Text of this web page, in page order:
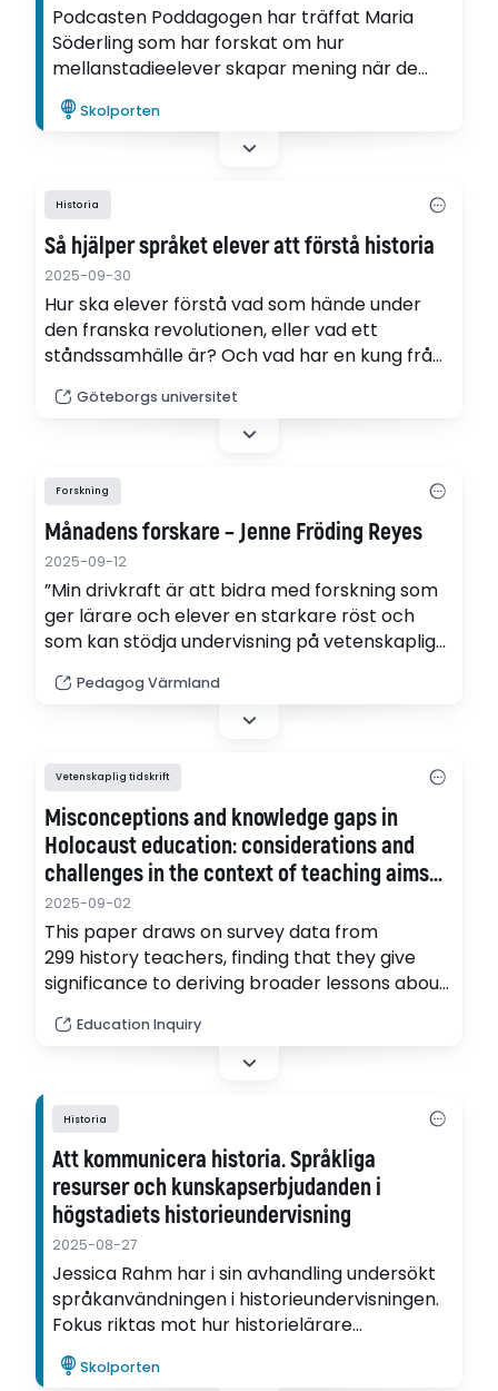
Podcasten Poddagogen har träffat Maria
Söderling som har forskat om hur
mellanstadieelever skapar mening när de
fotograferar, redigerar och samtalar om
fotografier.
Skolporten
Historia
Så hjälper språket elever att förstå historia
2025-09-30
Hur ska elever förstå vad som hände under
den franska revolutionen, eller vad ett
ståndssamhälle är? Och vad har en kung från
avhandling från Göteborgs universitet visar
att språket spelar en avgörande roll i
om vilka ord som används, utan hur.
Göteborgs universitet
Forskning
Månadens forskare – Jenne Fröding Reyes
2025-09-12
”Min drivkraft är att bidra med forskning som
ger lärare och elever en starkare röst och
som kan stödja undervisning på vetenskaplig
i historia vid Karlstads universitet.
Pedagog Värmland
Vetenskaplig tidskrift
Misconceptions and knowledge gaps in
Holocaust education: considerations and
challenges in the context of teaching aims
and contemporary issues
2025-09-02
This paper draws on survey data from
299 history teachers, finding that they give
significance to deriving broader lessons about
However, the situation is complicated and
needs to be considered with reference to
Holocaust. Additionally, the content that
teachers covered in their lessons, and…
Education Inquiry
Historia
Att kommunicera historia. Språkliga
resurser och kunskapserbjudanden i
högstadiets historieundervisning
2025-08-27
Jessica Rahm har i sin avhandling undersökt
språkanvändningen i historieundervisningen.
Fokus riktas mot hur historielärare
organiserar sin undervisning, med särskild
tonvikt på hur det ämnesspecifika språket
Skolporten